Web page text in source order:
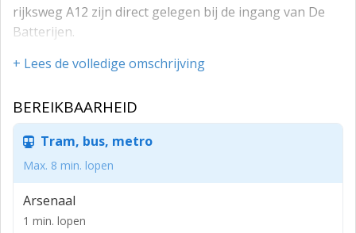
rijksweg A12 zijn direct gelegen bij de ingang van De
Batterijen.
Op eigen terrein zijn er voldoende parkeerplaatsen
Opleveringsniveau
In huidige staat en o.a. voorzien van:
- ESD (Electro Static Discharge) vloeren;
- koeling/verwarming;
+ Lees de volledige omschrijving
BEREIKBAARHEID
Tram, bus, metro
Max. 8 min. lopen
Arsenaal
1 min. lopen